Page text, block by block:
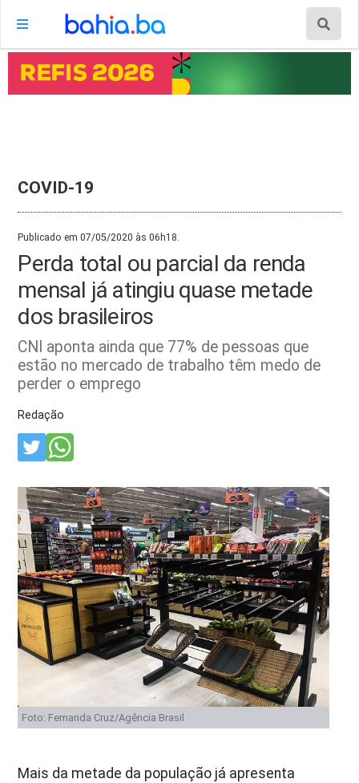
COVID-19
Publicado em 07/05/2020 às 06h18.
Perda total ou parcial da renda
mensal já atingiu quase metade
dos brasileiros
CNI aponta ainda que 77% de pessoas que
estão no mercado de trabalho têm medo de
perder o emprego
Redação
Foto: Fernanda Cruz/Agência Brasil
Mais da metade da população já apresenta